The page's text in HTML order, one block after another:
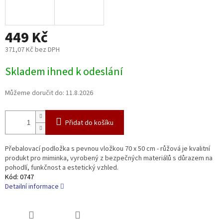
449 Kč
371,07 Kč bez DPH
cena:
Skladem ihned k odeslání
Můžeme doručit do: 11.8.2026
Přidat do košíku
Přebalovací podložka s pevnou vložkou 70 x 50 cm - růžová je kvalitní
produkt pro miminka, vyrobený z bezpečných materiálů s důrazem na
pohodlí, funkčnost a estetický vzhled.
Kód: 0747
Detailní informace